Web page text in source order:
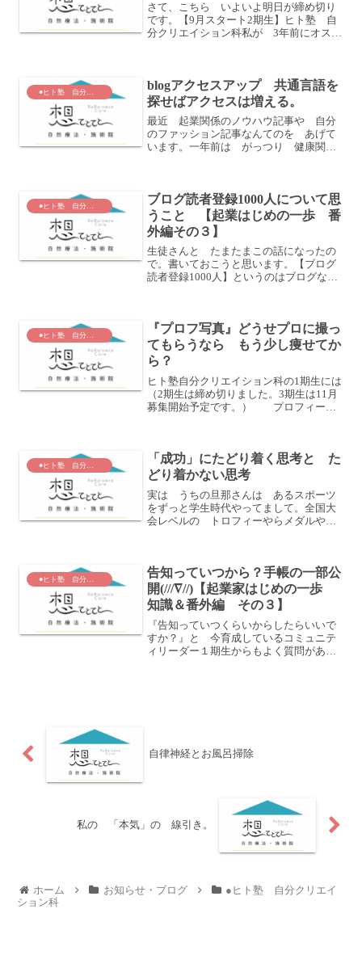
さて、こちら いよいよ明日が締め切り
です。【9月スタート2期生】ヒト塾 自
分クリエイション科私が 3年前にオステ
と決めた時起業仲間...
blogアクセスアップ 共通言語を
探せばアクセスは増える。
最近 起業関係のノウハウ記事や 自分
のファッション記事なんてのを あげて
います。一年前は がっつり 健康関連
ーを購入ま 面白いよ...
ブログ読者登録1000人について思
うこと 【起業はじめの一歩 番
外編その３】
生徒さんと たまたまこの話になったの
で。書いておこうと思います。【ブログ
読者登録1000人】というのはブログなど
言うと自分から 100...
●ヒト塾 自分クリエイション科
『プロフ写真』どうせプロに撮っ
てもらうなら もう少し痩せてか
ら？
ヒト塾自分クリエイション科の1期生には
（2期生は締め切りました。3期生は11月
募集開始予定です。） プロフィール
タイム（スカイプセ...
●ヒト塾 自分クリエイション科
「成功」にたどり着く思考と た
どり着かない思考
実は うちの旦那さんは あるスポーツ
をずっと学生時代やってまして。全国大
会レベルの トロフィーやらメダルやら
ー企業に海外遠征とかに...
●ヒト塾 自分クリエイション科
告知っていつから？手帳の一部公
開(///∇//)【起業家はじめの一歩
知識＆番外編 その３】
『告知っていつくらいからしたらいいで
すか？』と 今育成しているコミュニテ
ィリーダー１期生からもよく質問があり
自律神経とお風呂掃除
私の 「本気」の 線引き。
ホーム お知らせ・ブログ
●ヒト塾 自分クリエイ
ション科